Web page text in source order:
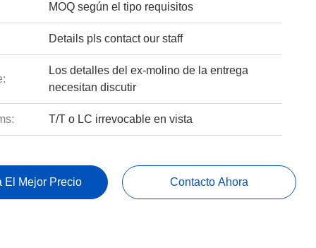
MOQ según el tipo requisitos
Details pls contact our staff
Los detalles del ex-molino de la entrega
necesitan discutir
T/T o LC irrevocable en vista
El Mejor Precio Contacto Ahora